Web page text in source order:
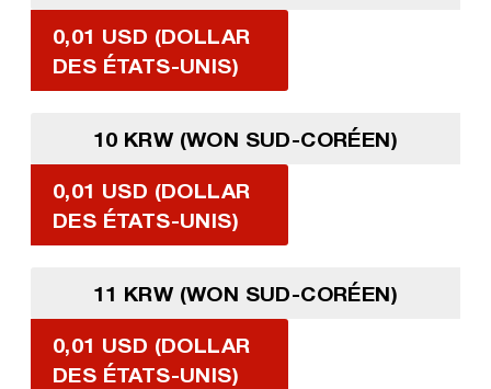
0,01 USD (DOLLAR
DES ÉTATS-UNIS)
10 KRW (WON SUD-CORÉEN)
0,01 USD (DOLLAR
DES ÉTATS-UNIS)
11 KRW (WON SUD-CORÉEN)
0,01 USD (DOLLAR
DES ÉTATS-UNIS)